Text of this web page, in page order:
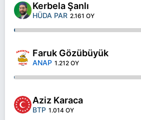
Kerbela Şanlı
HÜDA PAR 2.161 OY
Faruk Gözübüyük
ANAP 1.212 OY
Aziz Karaca
BTP 1.014 OY